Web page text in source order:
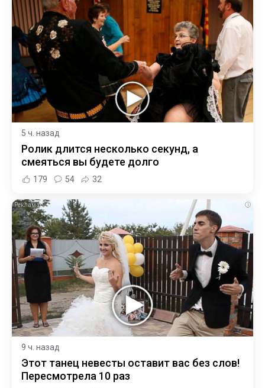
5 ч. назад
Ролик длится несколько секунд, а
смеяться вы будете долго
179 54 32
i
9 ч. назад
Этот танец невесты оставит вас без слов!
Пересмотрела 10 раз